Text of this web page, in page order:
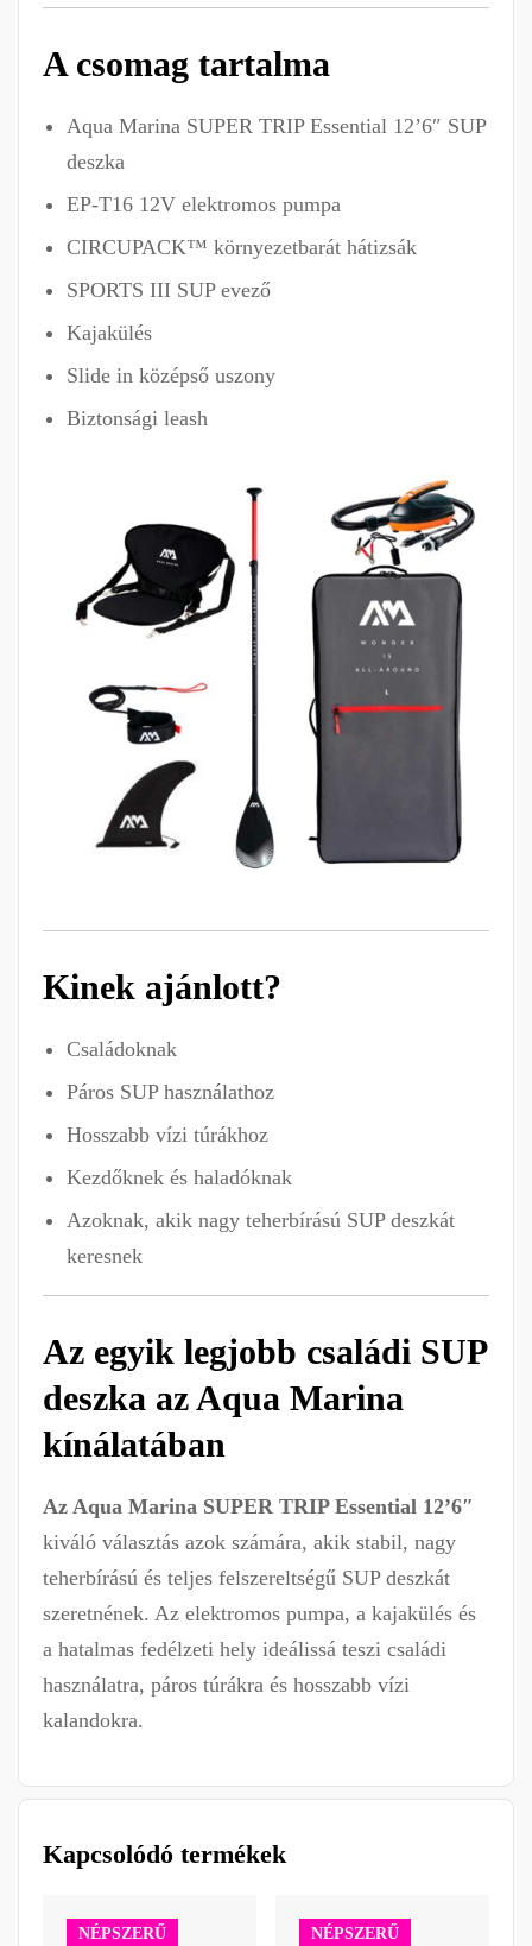
A csomag tartalma
Aqua Marina SUPER TRIP Essential 12’6″ SUP
deszka
EP-T16 12V elektromos pumpa
CIRCUPACK™ környezetbarát hátizsák
SPORTS III SUP evező
Kajakülés
Slide in középső uszony
Biztonsági leash
Kinek ajánlott?
Családoknak
Páros SUP használathoz
Hosszabb vízi túrákhoz
Kezdőknek és haladóknak
Azoknak, akik nagy teherbírású SUP deszkát
keresnek
Az egyik legjobb családi SUP
deszka az Aqua Marina
kínálatában
Az Aqua Marina SUPER TRIP Essential 12’6″
kiváló választás azok számára, akik stabil, nagy
teherbírású és teljes felszereltségű SUP deszkát
szeretnének. Az elektromos pumpa, a kajakülés és
a hatalmas fedélzeti hely ideálissá teszi családi
használatra, páros túrákra és hosszabb vízi
kalandokra.
Kapcsolódó termékek
NÉPSZERŰ NÉPSZERŰ